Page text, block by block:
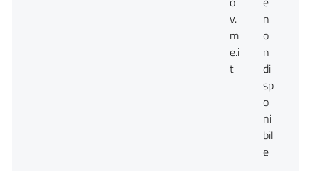
v.
m
e.i
t
n
o
n
di
sp
o
ni
bil
e